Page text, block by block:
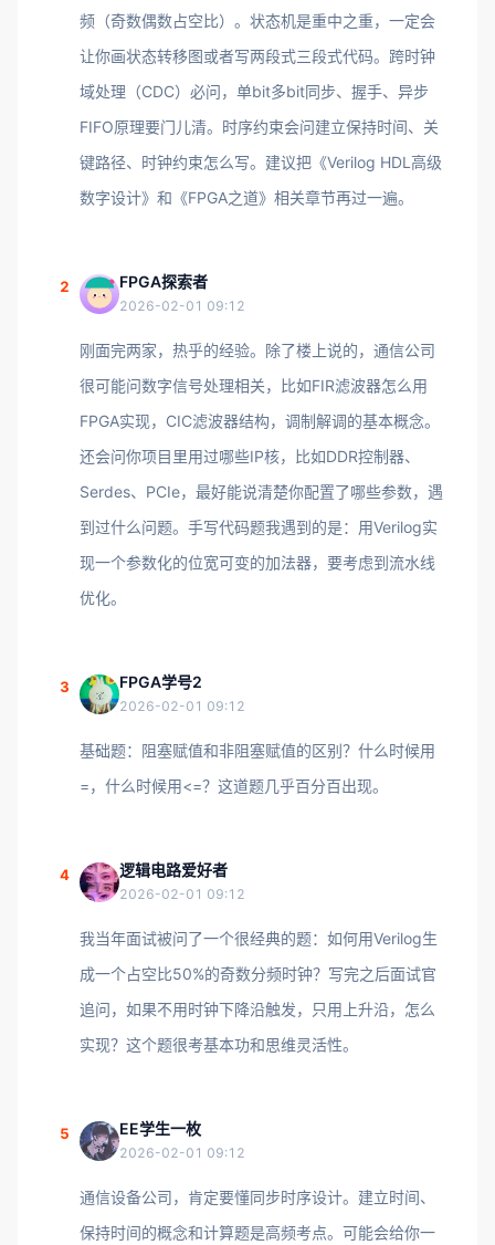
频（奇数偶数占空比）。状态机是重中之重，一定会
让你画状态转移图或者写两段式三段式代码。跨时钟
域处理（CDC）必问，单bit多bit同步、握手、异步
FIFO原理要门儿清。时序约束会问建立保持时间、关
键路径、时钟约束怎么写。建议把《Verilog HDL高级
数字设计》和《FPGA之道》相关章节再过一遍。
2 FPGA探索者
2026-02-01 09:12
刚面完两家，热乎的经验。除了楼上说的，通信公司
很可能问数字信号处理相关，比如FIR滤波器怎么用
FPGA实现，CIC滤波器结构，调制解调的基本概念。
还会问你项目里用过哪些IP核，比如DDR控制器、
Serdes、PCIe，最好能说清楚你配置了哪些参数，遇
到过什么问题。手写代码题我遇到的是：用Verilog实
现一个参数化的位宽可变的加法器，要考虑到流水线
优化。
3 FPGA学号2
2026-02-01 09:12
基础题：阻塞赋值和非阻塞赋值的区别？什么时候用
=，什么时候用<=？这道题几乎百分百出现。
4 逻辑电路爱好者
2026-02-01 09:12
我当年面试被问了一个很经典的题：如何用Verilog生
成一个占空比50%的奇数分频时钟？写完之后面试官
追问，如果不用时钟下降沿触发，只用上升沿，怎么
实现？这个题很考基本功和思维灵活性。
5 EE学生一枚
2026-02-01 09:12
通信设备公司，肯定要懂同步时序设计。建立时间、
保持时间的概念和计算题是高频考点。可能会给你一